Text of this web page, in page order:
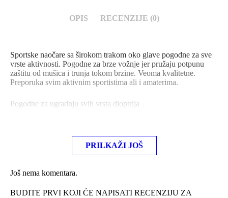
OPIS RECENZIJE (0)
Sportske naočare sa širokom trakom oko glave pogodne za sve
vrste aktivnosti. Pogodne za brze vožnje jer pružaju potpunu
zaštitu od mušica i trunja tokom brzine. Veoma kvalitetne.
Preporuka svim aktivnim sportistima ali i amaterima.
Pogodne za ugradnju svih vrsta dioptrija
PRILKAŽI JOŠ
Još nema komentara.
BUDITE PRVI KOJI ĆE NAPISATI RECENZIJU ZA